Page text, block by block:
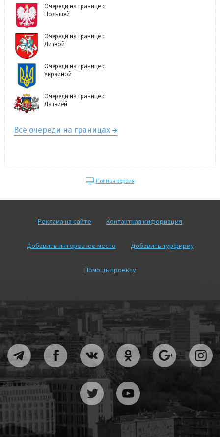
Очереди на границе с
Польшей
Очереди на границе с
Литвой
Очереди на границе с
Украиной
Очереди на границе с
Латвией
Все очереди на границах
Полная версия
Реклама на сайте Контактная информация
Добавить интересное место Добавить турфирму
Помощь проекту